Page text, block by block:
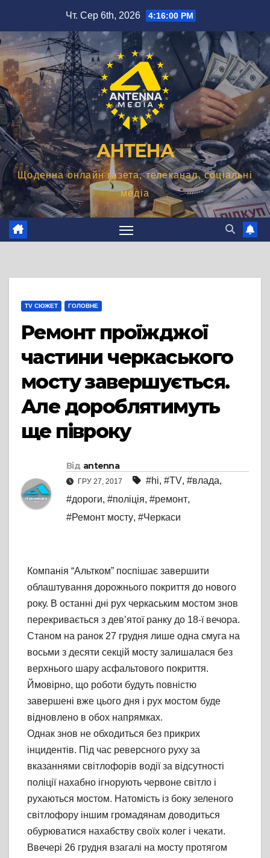
вмісту
Чт. Сер 6th, 2026 4:16:01 PM
АНТЕНА
Щоденна онлайн газета, телеканал, соціальні
медіа
TV СЮЖЕТ ГОЛОВНЕ
Ремонт проїжджої
частини черкаського
мосту завершується.
Але дороблятимуть
ще півроку
Від antenna
ГРУ 27, 2017 #hi, #TV, #влада,
#дороги, #поліція, #ремонт,
#Ремонт мосту, #Черкаси
Компанія “Альтком” поспішає завершити
облаштування дорожнього покриття до нового
року. В останні дні рух черкаським мостом знов
перекривається з дев’ятої ранку до 18-ї вечора.
Станом на ранок 27 грудня лише одна смуга на
восьми з десяти секцій мосту залишалася без
верхнього шару асфальтового покриття.
Ймовірно, що роботи будуть повністю
завершені вже цього дня і рух мостом буде
відновлено в обох напрямках.
Однак знов не обходиться без прикрих
інцидентів. Під час реверсного руху за
вказаннями світлофорів водії за відсутності
поліції нахабно ігнорують червоне світло і
рухаються мостом. Натомість із боку зеленого
світлофору іншим громадянам доводиться
обурюватися нахабству своїх колег і чекати.
Ввечері 26 грудня взагалі на мосту протягом